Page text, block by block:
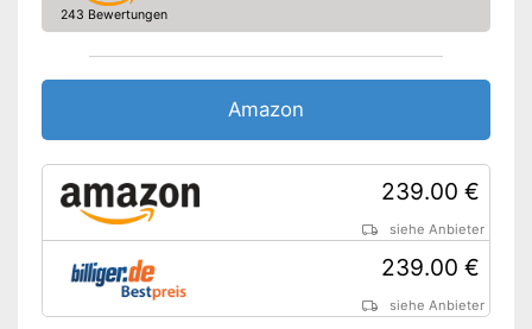
Stirnlochschlüssel
Überhitzen
Die Schruppscheibe kann
problemlos mehrfach
eingesetzt werden
Ohne Stirnlochschlüssel
Lithium-Technologie für
zuverlässiges Arbeiten
243 Bewertungen
Amazon
239.00 €
siehe Anbieter
239.00 €
siehe Anbieter